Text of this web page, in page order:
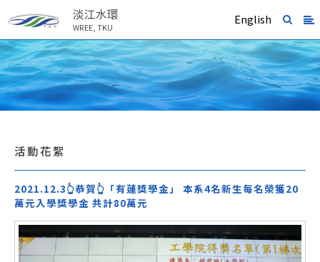
淡江水環
WREE, TKU
English
活動花絮
2021.12.3👆恭賀👆「有蓮獎學金」 本系4名新生每名榮獲20
萬元入學獎學金 共計80萬元